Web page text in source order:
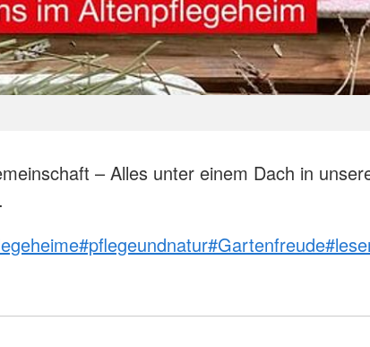
– Alles unter einem Dach in
#pflegeundnatur#Gartenfreude